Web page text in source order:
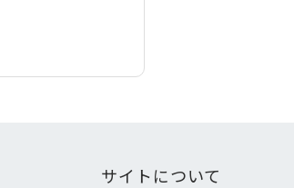
サイトについて